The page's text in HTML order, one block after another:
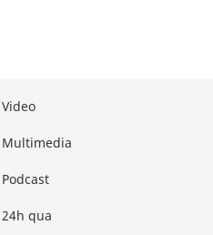
Video
Multimedia
Podcast
24h qua